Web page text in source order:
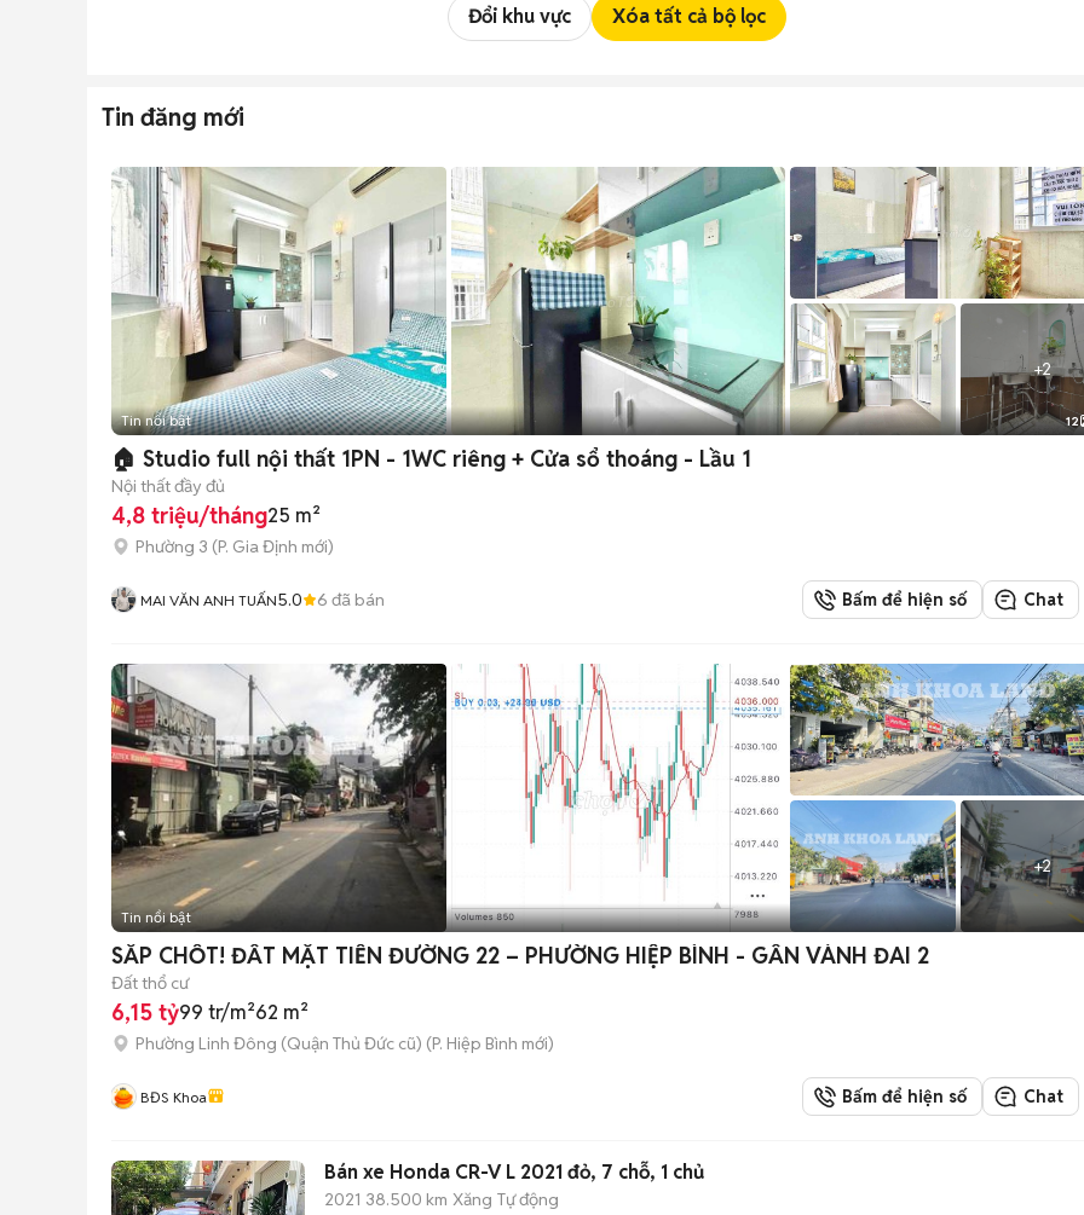
Đổi khu vực Xóa tất cả bộ lọc
Tin đăng mới
+2
Tin nổi bật 12
🏠 Studio full nội thất 1PN - 1WC riêng + Cửa sổ thoáng - Lầu 1
Nội thất đầy đủ
4,8 triệu/tháng25 m²
Phường 3 (P. Gia Định mới)
MAI VĂN ANH TUẤN5.0 6 đã bán Bấm để hiện số Chat
+2
Tin nổi bật
SẮP CHỐT! ĐẤT MẶT TIỀN ĐƯỜNG 22 – PHƯỜNG HIỆP BÌNH - GẦN VÀNH ĐAI 2
Đất thổ cư
6,15 tỷ99 tr/m²62 m²
Phường Linh Đông (Quận Thủ Đức cũ) (P. Hiệp Bình mới)
BĐS Khoa Bấm để hiện số Chat
Bán xe Honda CR-V L 2021 đỏ, 7 chỗ, 1 chủ
2021 38.500 km Xăng Tự động